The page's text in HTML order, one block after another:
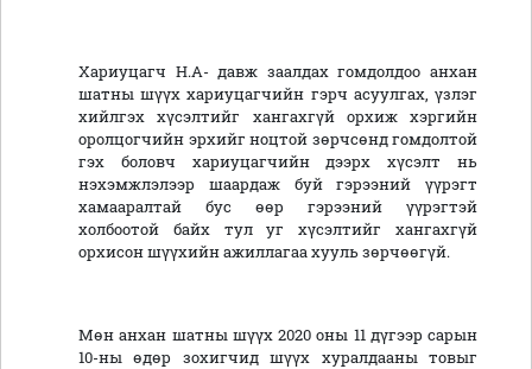
Хариуцагч Н.А- давж заалдах гомдолдоо анхан
шатны шүүх хариуцагчийн гэрч асуулгах, үзлэг
хийлгэх хүсэлтийг хангахгүй орхиж хэргийн
оролцогчийн эрхийг ноцтой зөрчсөнд гомдолтой
гэх боловч хариуцагчийн дээрх хүсэлт нь
нэхэмжлэлээр шаардаж буй гэрээний үүрэгт
хамааралтай бус өөр гэрээний үүрэгтэй
холбоотой байх тул уг хүсэлтийг хангахгүй
орхисон шүүхийн ажиллагаа хууль зөрчөөгүй.
Мөн анхан шатны шүүх 2020 оны 11 дүгээр сарын
10-ны өдөр зохигчид шүүх хуралдааны товыг